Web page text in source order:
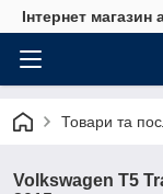
Інтернет
Товари та
Volkswagen T5